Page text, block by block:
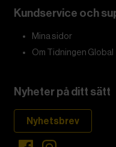
Kundservice och
Mina sidor
Om Tidningen Global
Nyheter på ditt sätt
Nyhetsbrev